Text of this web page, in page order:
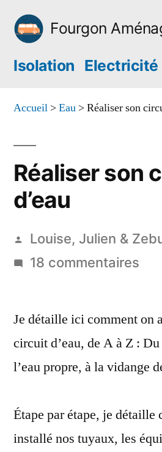
Aller
contenu
Fourgon
Isolation Electricité
Accueil >Eau >Réaliser son
Réaliser son
d’eau
Publié
par
Louise, Julien &
18 commentaires
Je détaille ici comment on
circuit d’eau, de A à Z :
l’eau propre, à la vidange
Étape par étape, je détaille
installé nos tuyaux, les